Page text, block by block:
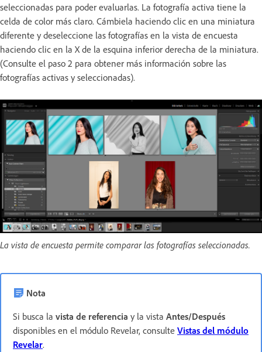
seleccionadas para poder evaluarlas. La fotografía activa tiene la
celda de color más claro. Cámbiela haciendo clic en una miniatura
diferente y deseleccione las fotografías en la vista de encuesta
haciendo clic en la X de la esquina inferior derecha de la miniatura.
(Consulte el paso 2 para obtener más información sobre las
fotografías activas y seleccionadas).
La vista de encuesta permite comparar las fotografías seleccionadas.
Nota
Si busca la vista de referencia y la vista Antes/Después
disponibles en el módulo Revelar, consulte Vistas del módulo
Revelar.